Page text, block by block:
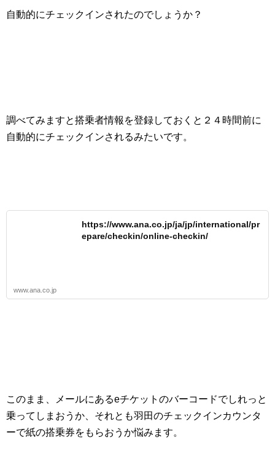
自動的にチェックインされたのでしょうか？
調べてみますと搭乗者情報を登録しておくと２４時間前に
自動的にチェックインされるみたいです。
https://www.ana.co.jp/ja/jp/international/pr
epare/checkin/online-checkin/
www.ana.co.jp
このまま、メールにあるeチケットのバーコードでしれっと
乗ってしまおうか、それとも羽田のチェックインカウンタ
ーで紙の搭乗券をもらおうか悩みます。